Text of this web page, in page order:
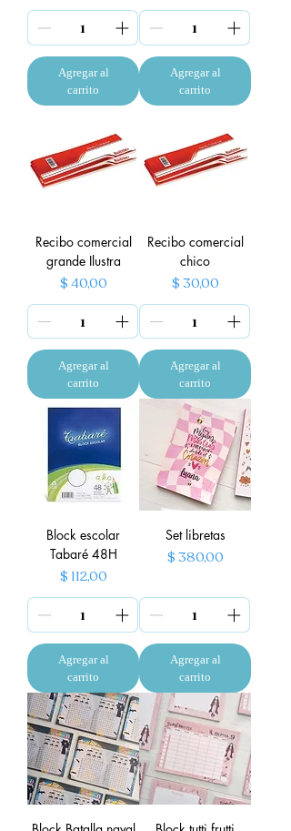
Agregar al
carrito
Agregar al
carrito
Recibo comercial
grande Ilustra
Precio
$ 40,00
Agregar al
carrito
Recibo comercial
chico
Precio
$ 30,00
Agregar al
carrito
Block escolar
Tabaré 48H
Precio
$ 112,00
Agregar al
carrito
Set libretas
Precio
$ 380,00
Agregar al
carrito